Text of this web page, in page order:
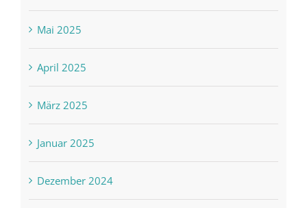
Mai 2025
April 2025
März 2025
Januar 2025
Dezember 2024